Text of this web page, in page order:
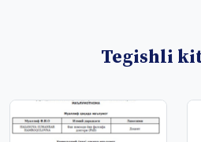
Tegishli